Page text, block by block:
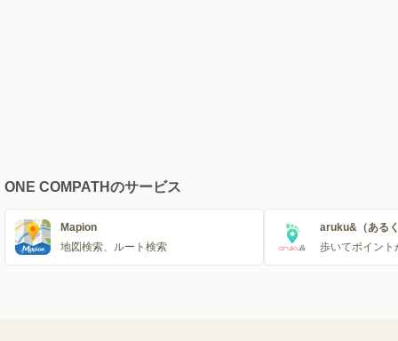
ONE COMPATHのサービス
Mapion
地図検索、ルート検索
aruku&（ある
歩いてポイント